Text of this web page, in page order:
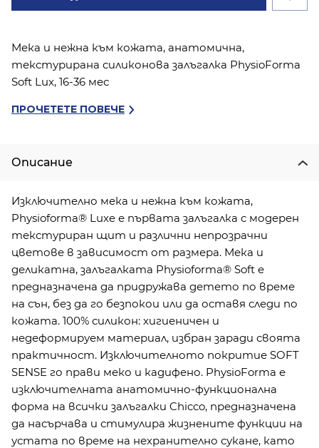
Мека и нежна към кожата, анатомична,
текстурирана силиконова залъгалка PhysioForma
Soft Lux, 16-36 мес
ПРОЧЕТЕТЕ ПОВЕЧЕ
Описание
Изключително мека и нежна към кожата,
Physioforma® Luxe е първата залъгалка с модерен
текстуриран щит и различни непрозрачни
цветове в зависимост от размера. Мека и
деликатна, залъгалката Physioforma® Soft е
предназначена да придружава детето по време
на сън, без да го безпокои или да оставя следи по
кожата. 100% силикон: хигиеничен и
недеформируем материал, избран заради своята
практичност. Изключителното покритие SOFT
SENSE го прави меко и кадифено. PhysioForma е
изключителната анатомично-функционална
форма на всички залъгалки Chicco, предназначена
да насърчава и стимулира жизнените функции на
устата по време на нехранително сукане, като